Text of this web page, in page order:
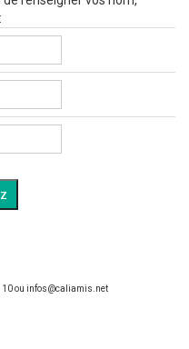
10 ou infos@caliamis.net